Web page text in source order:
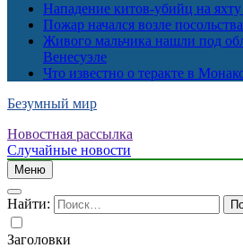
Нападение китов-убийц на
Пожар начался возле
Живого мальчика нашли под
Венесуэле
Что известно о теракте в
Безумный мир
Новостная рассылка
Случайные новости
Меню
Найти:
Заголовки